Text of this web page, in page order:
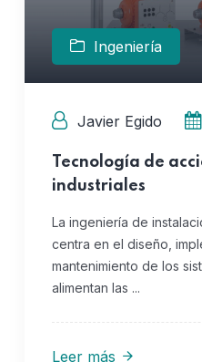
Ingeniería
Javier Egido
Tecnología de
industriales
La ingeniería de
centra en el diseño,
mantenimiento de los
alimentan las ...
Leer más